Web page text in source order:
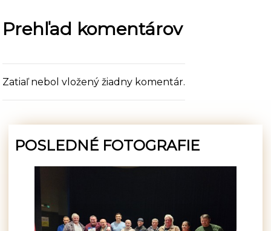
Prehľad komentárov
Zatiaľ nebol vložený žiadny komentár.
POSLEDNÉ FOTOGRAFIE